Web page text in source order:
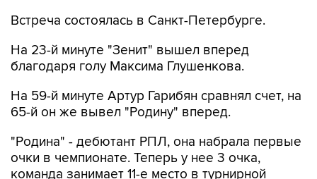
Встреча состоялась в Санкт-Петербурге.
На 23-й минуте "Зенит" вышел вперед
благодаря голу Максима Глушенкова.
На 59-й минуте Артур Гарибян сравнял счет, на
65-й он же вывел "Родину" вперед.
"Родина" - дебютант РПЛ, она набрала первые
очки в чемпионате. Теперь у нее 3 очка,
команда занимает 11-е место в турнирной